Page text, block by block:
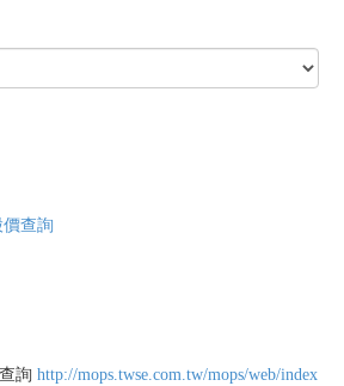
查詢
詢 http://mops.twse.com.tw/mops/web/index